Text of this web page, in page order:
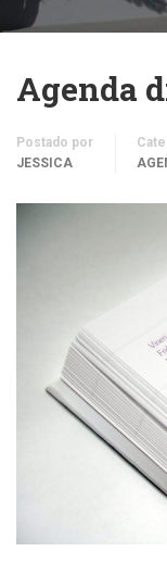
Agenda
Postado por
JESSICA